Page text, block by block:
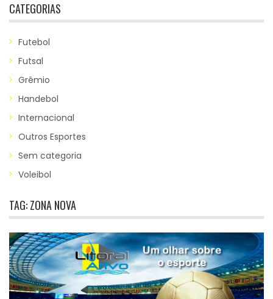
CATEGORIAS
Futebol
Futsal
Grêmio
Handebol
Internacional
Outros Esportes
Sem categoria
Voleibol
TAG:ZONA NOVA